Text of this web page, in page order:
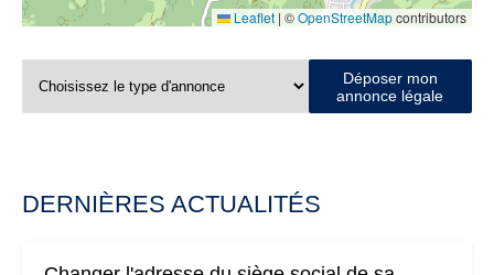
Leaflet | ©OpenStreetMapcontributors
Déposer mon
annonce légale
DERNIÈRES ACTUALITÉS